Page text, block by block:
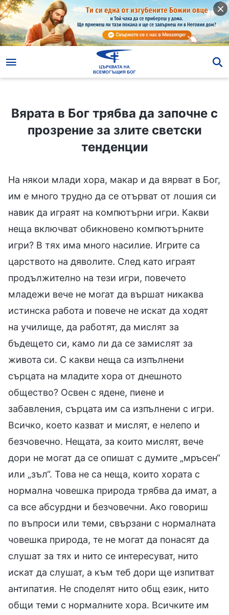
Вярата в Бог трябва да започне с
прозрение за злите светски
тенденции
На някои млади хора, макар и да вярват в Бог,
им е много трудно да се отърват от лошия си
навик да играят на компютърни игри. Какви
неща включват обикновено компютърните
игри? В тях има много насилие. Игрите са
царството на дяволите. След като играят
продължително на тези игри, повечето
младежи вече не могат да вършат никаква
истинска работа и повече не искат да ходят
на училище, да работят, да мислят за
бъдещето си, камо ли да се замислят за
живота си. С какви неща са изпълнени
сърцата на младите хора от днешното
общество? Освен с ядене, пиене и
забавления, сърцата им са изпълнени с игри.
Всичко, което казват и мислят, е нелепо и
безчовечно. Нещата, за които мислят, вече
дори не могат да се опишат с думите „мръсен“
или „зъл“. Това не са неща, които хората с
нормална човешка природа трябва да имат, а
са все абсурдни и безчовечни. Ако говориш
по въпроси или теми, свързани с нормалната
човешка природа, те не могат да понасят да
слушат за тях и нито се интересуват, нито
искат да слушат, а към теб дори ще изпитват
антипатия. Не споделят нито общ език, нито
общи теми с нормалните хора. Всичките им